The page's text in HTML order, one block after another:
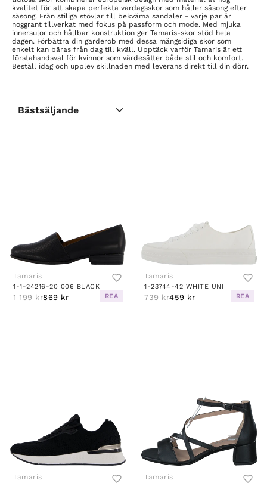
kvalitet för att skapa perfekta vardagsskor som håller säsong efter
säsong. Från stiliga stövlar till bekväma sandaler - varje par är
noggrant tillverkat med fokus på passform och mode. Med mjuka
innersulor och hållbar konstruktion ger Tamaris-skor stöd hela
dagen. Förbättra din garderob med dessa mångsidiga skor som
enkelt kan bäras från dag till kväll. Upptäck varför Tamaris är ett
förstahandsval för kvinnor som värdesätter både stil och komfort.
Beställ idag och upplev skillnaden med leverans direkt till din dörr.
Tamaris
1-1-24216-20 006 BLACK
1 199 kr869 kr REA
Tamaris
1-23744-42 WHITE UNI
739 kr459 kr REA
Tamaris Tamaris